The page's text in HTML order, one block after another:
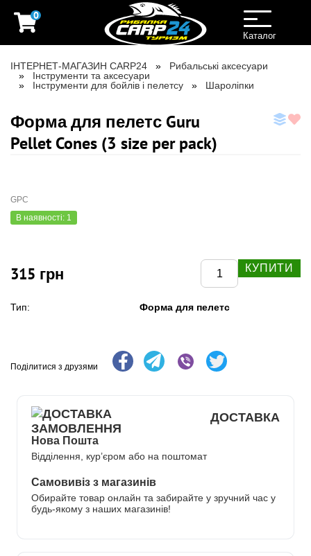
0
Toggle
navigation
Каталог
ІНТЕРНЕТ-МАГАЗИН CARP24
Рибальські аксесуари
Інструменти та аксесуари
Інструменти для бойлів і пелетсу
Шароліпки
Форма для пелетс Guru
Pellet Cones (3 size per pack)
GPC
В наявності: 1
315 грн КУПИТИ
Тип: Форма для пелетс
Поділитися з друзями
ДОСТАВКА
Нова Пошта
Відділення, кур’єром або на поштомат
Самовивіз з магазинів
Обирайте товар онлайн та забирайте у зручний час у
будь-якому з наших магазинів!